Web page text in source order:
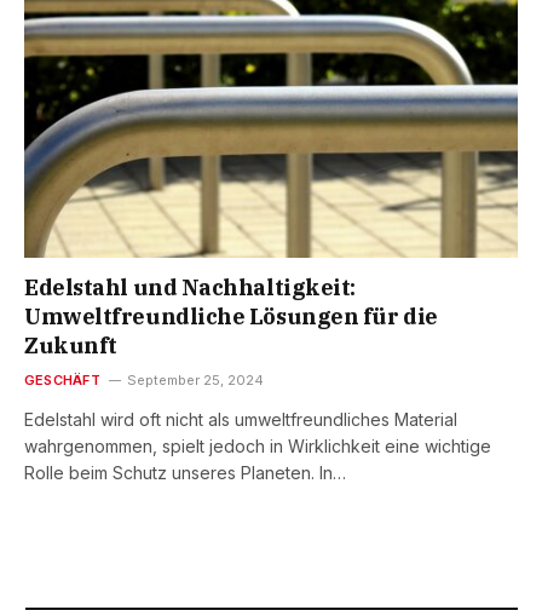
Edelstahl und Nachhaltigkeit:
Umweltfreundliche Lösungen für die
Zukunft
GESCHÄFT September 25, 2024
Edelstahl wird oft nicht als umweltfreundliches Material
wahrgenommen, spielt jedoch in Wirklichkeit eine wichtige
Rolle beim Schutz unseres Planeten. In…